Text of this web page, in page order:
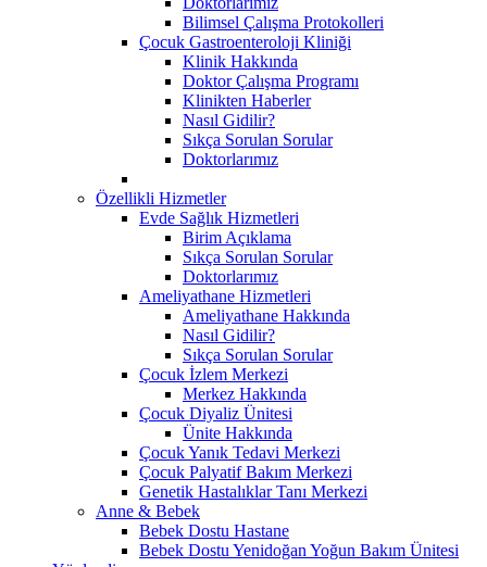
Bilimsel Çalışma Protokolleri
Çocuk Gastroenteroloji Kliniği
Klinik Hakkında
Doktor Çalışma Programı
Klinikten Haberler
Nasıl Gidilir?
Sıkça Sorulan Sorular
Doktorlarımız
Özellikli Hizmetler
Evde Sağlık Hizmetleri
Birim Açıklama
Sıkça Sorulan Sorular
Doktorlarımız
Ameliyathane Hizmetleri
Ameliyathane Hakkında
Nasıl Gidilir?
Sıkça Sorulan Sorular
Çocuk İzlem Merkezi
Merkez Hakkında
Çocuk Diyaliz Ünitesi
Ünite Hakkında
Çocuk Yanık Tedavi Merkezi
Çocuk Palyatif Bakım Merkezi
Genetik Hastalıklar Tanı Merkezi
Anne & Bebek
Bebek Dostu Hastane
Bebek Dostu Yenidoğan Yoğun Bakım Ünitesi